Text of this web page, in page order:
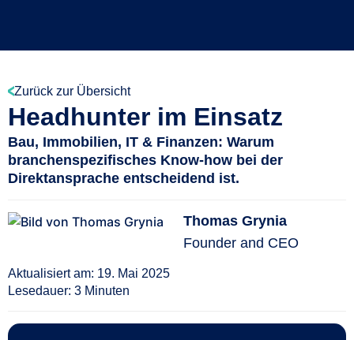
Zurück zur Übersicht
Headhunter im Einsatz
Bau, Immobilien, IT & Finanzen: Warum
branchenspezifisches Know-how bei der
Direktansprache entscheidend ist.
Thomas Grynia
Founder and CEO
Aktualisiert am: 19. Mai 2025
Lesedauer: 3 Minuten